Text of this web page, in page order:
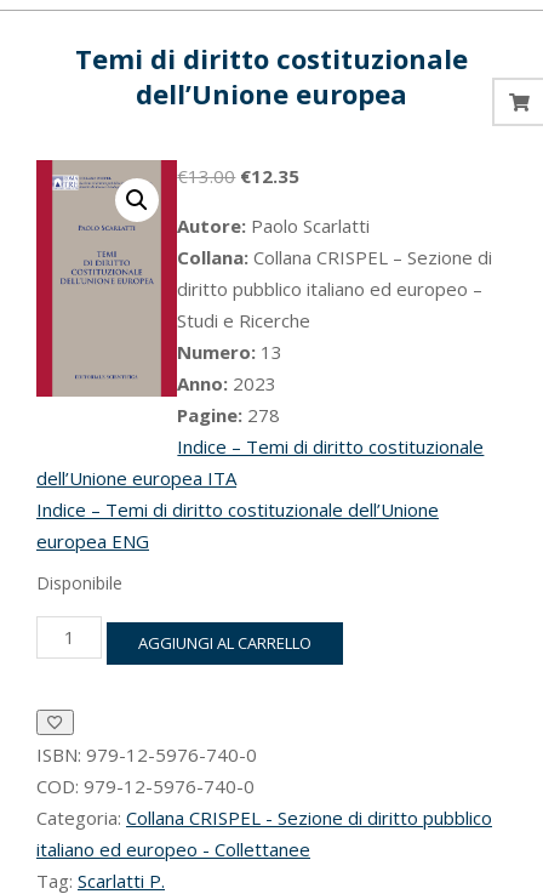
Temi di diritto costituzionale
dell’Unione europea
€13.00 Il
originale
era:
€13.00.
€12.35Il
attuale
è:
€12.35.
Autore: Paolo Scarlatti
Collana: Collana CRISPEL – Sezione di
diritto pubblico italiano ed europeo –
Studi e Ricerche
Numero: 13
Anno: 2023
Pagine: 278
Indice – Temi di diritto costituzionale
dell’Unione europea ITA
Indice – Temi di diritto costituzionale dell’Unione
europea ENG
Disponibile
Temi
di
dell'Unione
europea
quantità
AGGIUNGI AL CARRELLO
ISBN: 979-12-5976-740-0
COD: 979-12-5976-740-0
Categoria: Collana CRISPEL - Sezione di diritto pubblico
italiano ed europeo - Collettanee
Tag: Scarlatti P.